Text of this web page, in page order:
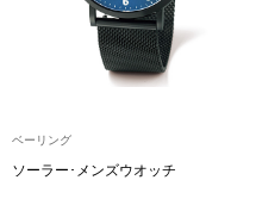
ベーリング
ソーラー･メンズウオッチ